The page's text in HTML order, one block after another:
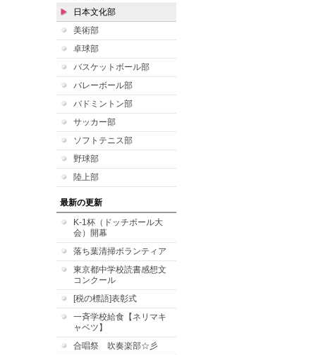
日本文化部
美術部
卓球部
バスケットボール部
バレーボール部
バドミントン部
サッカー部
ソフトテニス部
野球部
陸上部
最新の更新
K-1杯（ドッチボール大
会）開幕
落ち葉清掃ボランティア
東京都中学校読書感想文
コンクール
[税の標語]表彰式
一斉学校給食【ネリマキ
ャベツ】
合唱祭 吹奏楽部☆彡